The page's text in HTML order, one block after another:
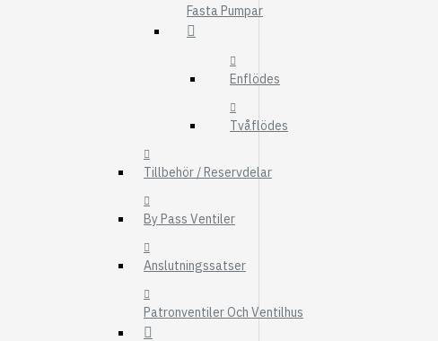
FILTER
Fasta Pumpar
Enflödes
Tvåflödes
Tillbehör / Reservdelar
By Pass Ventiler
Anslutningssatser
Patronventiler Och Ventilhus